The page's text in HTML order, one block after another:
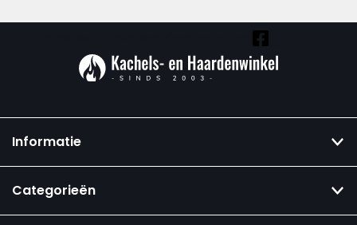
Informatie
Categorieën